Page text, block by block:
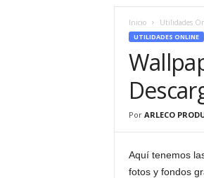
Inicio Utilidades
UTILIDADES ONLINE
Por ARLECO
Aquí tenemos
fotos y fondos